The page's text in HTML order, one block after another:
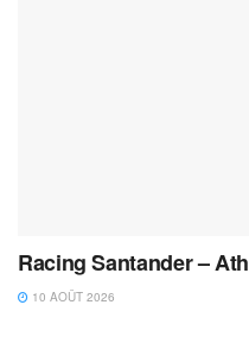
Racing Santander –
10 AOÛT 2026